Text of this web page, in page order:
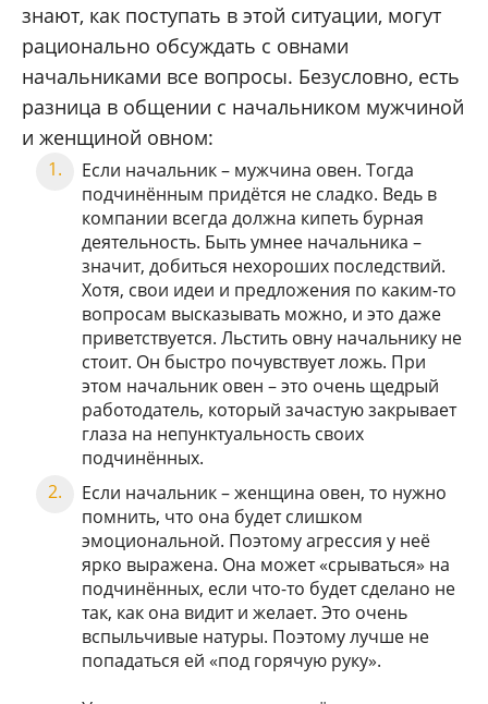
знают, как поступать в этой ситуации, могут
рационально обсуждать с овнами
начальниками все вопросы. Безусловно, есть
разница в общении с начальником мужчиной
и женщиной овном:
Если начальник – мужчина овен. Тогда
подчинённым придётся не сладко. Ведь в
компании всегда должна кипеть бурная
деятельность. Быть умнее начальника –
значит, добиться нехороших последствий.
Хотя, свои идеи и предложения по каким-то
вопросам высказывать можно, и это даже
приветствуется. Льстить овну начальнику не
стоит. Он быстро почувствует ложь. При
этом начальник овен – это очень щедрый
работодатель, который зачастую закрывает
глаза на непунктуальность своих
подчинённых.
Если начальник – женщина овен, то нужно
помнить, что она будет слишком
эмоциональной. Поэтому агрессия у неё
ярко выражена. Она может «срываться» на
подчинённых, если что-то будет сделано не
так, как она видит и желает. Это очень
вспыльчивые натуры. Поэтому лучше не
попадаться ей «под горячую руку».